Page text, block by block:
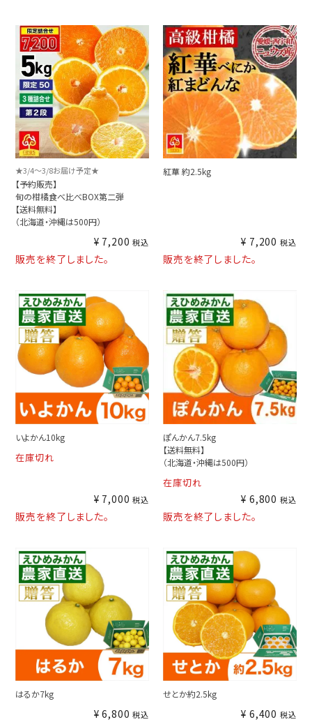
★3/4～3/8お届け予定★
【予約販売】
旬の柑橘食べ比べBOX第二弾
【送料無料】
（北海道・沖縄は500円）
¥ 7,200 税込
販売を終了しました。
紅華 約2.5kg
¥ 7,200 税込
販売を終了しました。
いよかん10kg
在庫切れ
¥ 7,000 税込
販売を終了しました。
ぽんかん7.5kg
【送料無料】
（北海道・沖縄は500円）
在庫切れ
¥ 6,800 税込
販売を終了しました。
はるか7kg
¥ 6,800 税込
せとか約2.5kg
¥ 6,400 税込